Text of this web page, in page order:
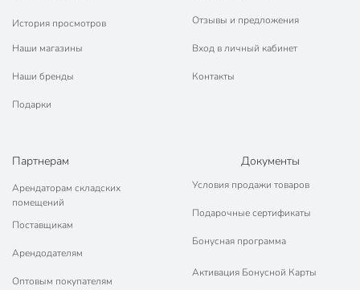
История просмотров
Наши магазины
Наши бренды
Подарки
Отзывы и предложения
Вход в личный кабинет
Контакты
Партнерам
Арендаторам складских
помещений
Поставщикам
Арендодателям
Оптовым покупателям
Документы
Условия продажи товаров
Подарочные сертификаты
Бонусная программа
Активация Бонусной Карты